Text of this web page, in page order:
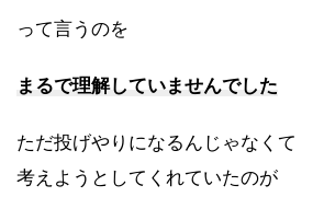
って言うのを
まるで理解していませんでした
ただ投げやりになるんじゃなくて
考えようとしてくれていたのが